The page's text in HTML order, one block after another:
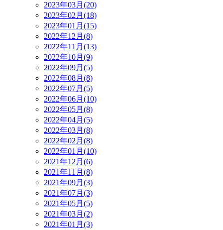
2023年03月(20)
2023年02月(18)
2023年01月(15)
2022年12月(8)
2022年11月(13)
2022年10月(9)
2022年09月(5)
2022年08月(8)
2022年07月(5)
2022年06月(10)
2022年05月(8)
2022年04月(5)
2022年03月(8)
2022年02月(8)
2022年01月(10)
2021年12月(6)
2021年11月(8)
2021年09月(3)
2021年07月(3)
2021年05月(5)
2021年03月(2)
2021年01月(3)